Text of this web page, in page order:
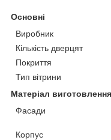
Основні
Виробник
Кількість дверцят
Покриття
Тип вітрини
Матеріал
Фасади
Корпус